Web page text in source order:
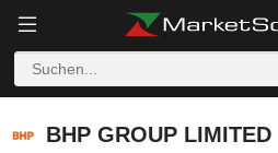
BHP GROUP LIMITED
BHP GROUP LIMITED